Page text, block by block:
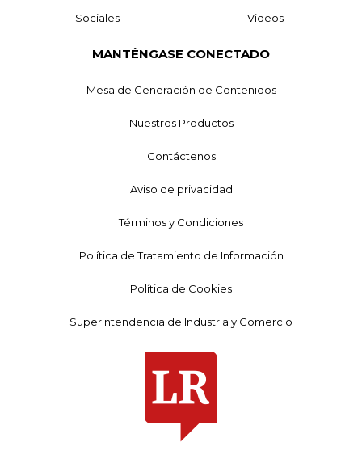
Sociales Videos
MANTÉNGASE CONECTADO
Mesa de Generación de Contenidos
Nuestros Productos
Contáctenos
Aviso de privacidad
Términos y Condiciones
Política de Tratamiento de Información
Política de Cookies
Superintendencia de Industria y Comercio